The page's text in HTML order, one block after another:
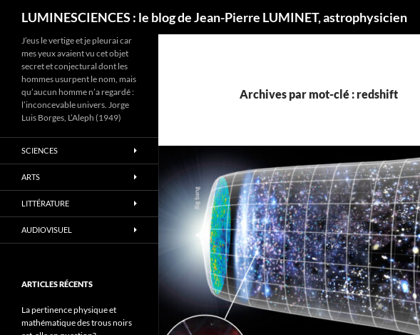
LUMINESCIENCES : le blog de Jean-Pierre LUMINET, astrophysicien
Archives par mot-clé : redshift
J’eus le vertige et je pleurai car
mes yeux avaient vu cet objet
secret et conjectural dont les
hommes usurpent le nom, mais
qu’aucun homme n’a regardé :
l’inconcevable univers. Jorge
Luis Borges, L’Aleph (1949)
SCIENCES
ARTS
LITTÉRATURE
AUDIOVISUEL
ARTICLES RÉCENTS
La pertinence physique et
mathématique des trous noirs